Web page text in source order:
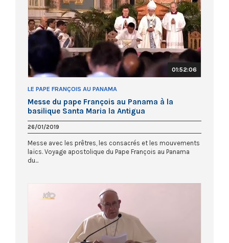
01:52:06
LE PAPE FRANÇOIS AU PANAMA
Messe du pape François au Panama à la
basilique Santa Maria la Antigua
26/01/2019
Messe avec les prêtres, les consacrés et les mouvements
laïcs. Voyage apostolique du Pape François au Panama
du...